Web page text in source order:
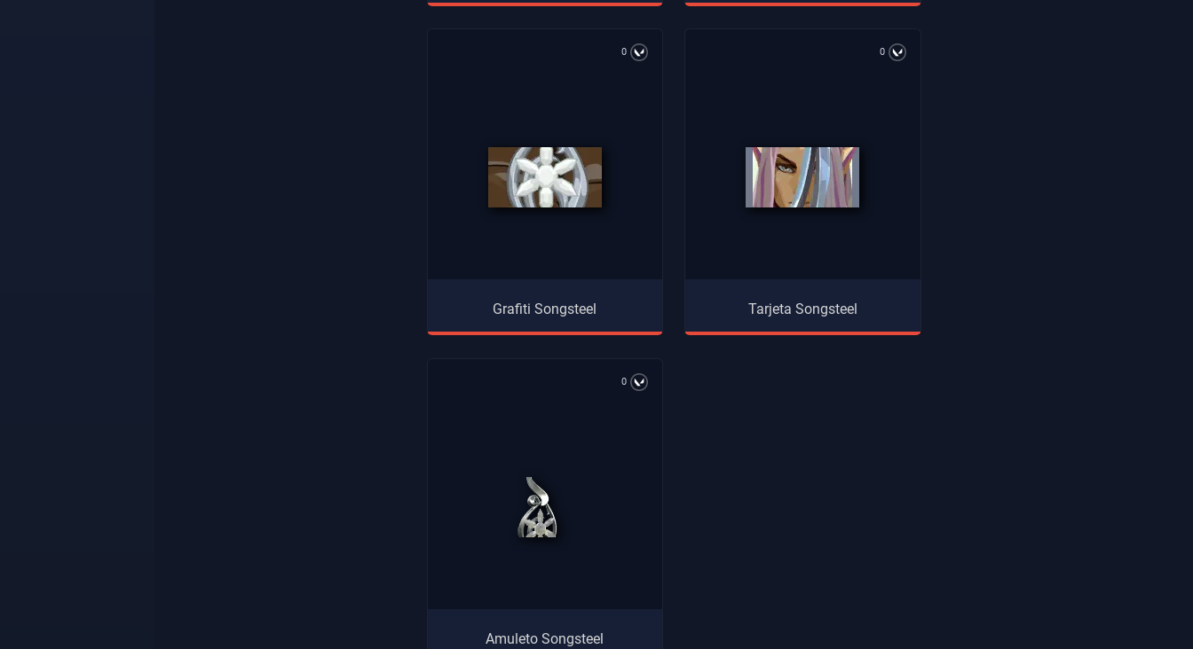
0
Grafiti Songsteel
0
Tarjeta Songsteel
0
Amuleto Songsteel